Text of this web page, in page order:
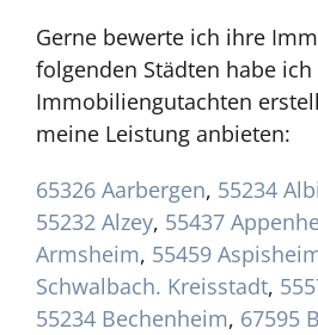
Gerne bewerte ich ihre
folgenden Städten habe
Immobiliengutachten
meine Leistung anbieten:
65326 Aarbergen, 55234
55232 Alzey, 55437
Armsheim, 55459
Schwalbach. Kreisstadt,
55234 Bechenheim, 67595